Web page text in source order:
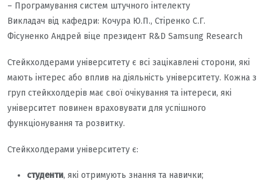
– Програмування систем штучного інтелекту
Викладач від кафедри: Кочура Ю.П., Стіренко С.Г.
Фісуненко Андрей віце президент R&D Samsung Research
Стейкхолдерами університету є всі зацікавлені сторони, які
мають інтерес або вплив на діяльність університету. Кожна з
груп стейкхолдерів має свої очікування та інтереси, які
університет повинен враховувати для успішного
функціонування та розвитку.
Стейкхолдерами університету є:
студенти, які отримують знання та навички;